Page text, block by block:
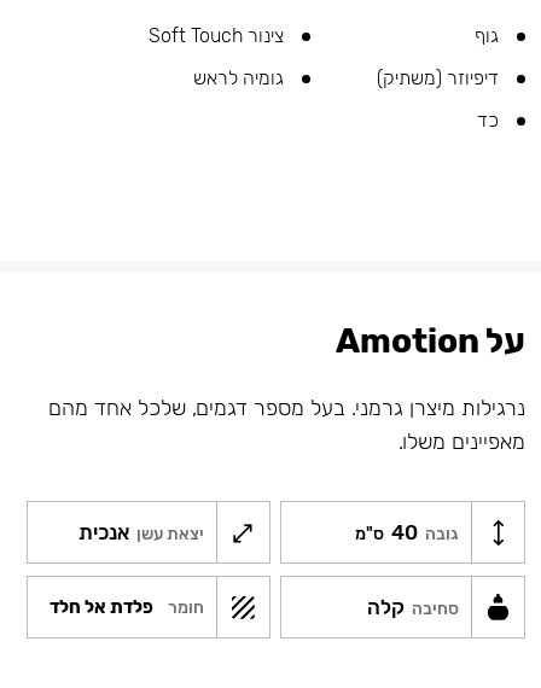
גוף
צינור Soft Touch
דיפיוזר (משתיק)
גומיה לראש
כד
על Amotion
נרגילות מיצרן גרמני. בעל מספר דגמים, שלכל אחד מהם
מאפיינים משלו.
גובה 40 ס"מ יצאת עשן אנכית
סחיבה קלה חומר פלדת אל חלד